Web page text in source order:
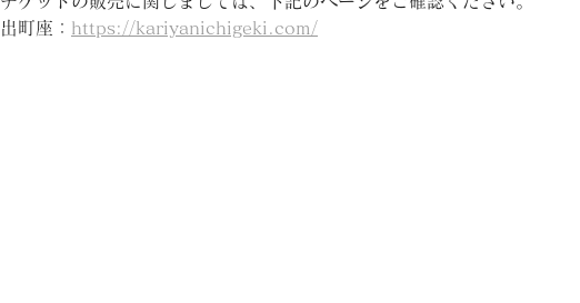
出町座： https://kariyanichigeki.com/